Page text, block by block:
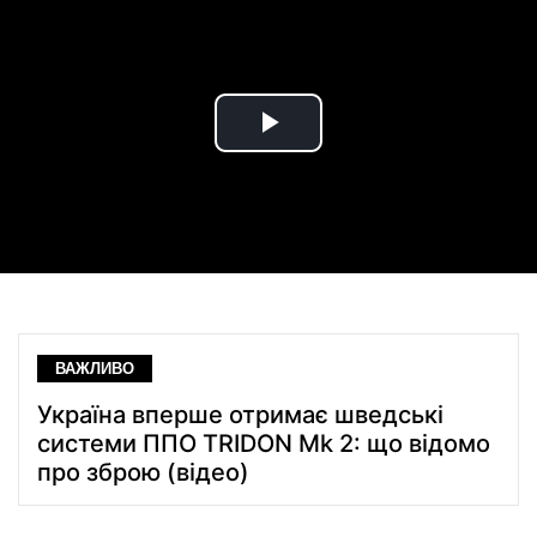
Play
ВАЖЛИВО
Україна вперше отримає шведські
системи ППО TRIDON Mk 2: що відомо
про зброю (відео)